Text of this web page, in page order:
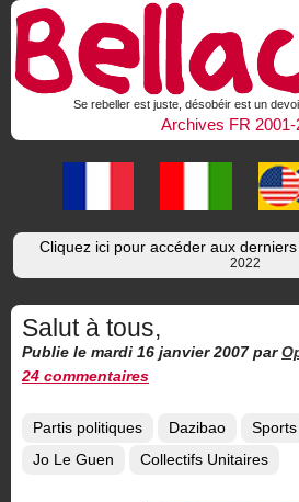
Se rebeller est juste, désobéir est un
Archives FR 2001-
Cliquez ici pour accéder aux
2022
Salut à tous,
Publie le mardi 16 janvier 2007par
24 commentaires
Partis politiques Dazibao Sports
Jo Le Guen
Collectifs Unitaires